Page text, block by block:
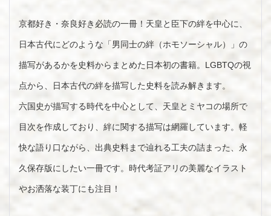
京都好き・奈良好き必読の一冊！天皇と臣下の絆を中心に、
日本古代にどのような「男同士の絆（ホモソーシャル）」の
描写があるかを史料からまとめた日本初の書籍。LGBTQの視
点から、日本古代の絆を描写した史料を読み解きます。
六国史が描写する時代を中心として、天皇とミヤコの場所で
目次を作成しており、絆に関する描写は網羅しています。軽
快な語り口ながら、出典史料まで辿れる工夫の詰まった、永
久保存版にしたい一冊です。時代考証アリの美麗なイラスト
やお洒落な装丁にも注目！